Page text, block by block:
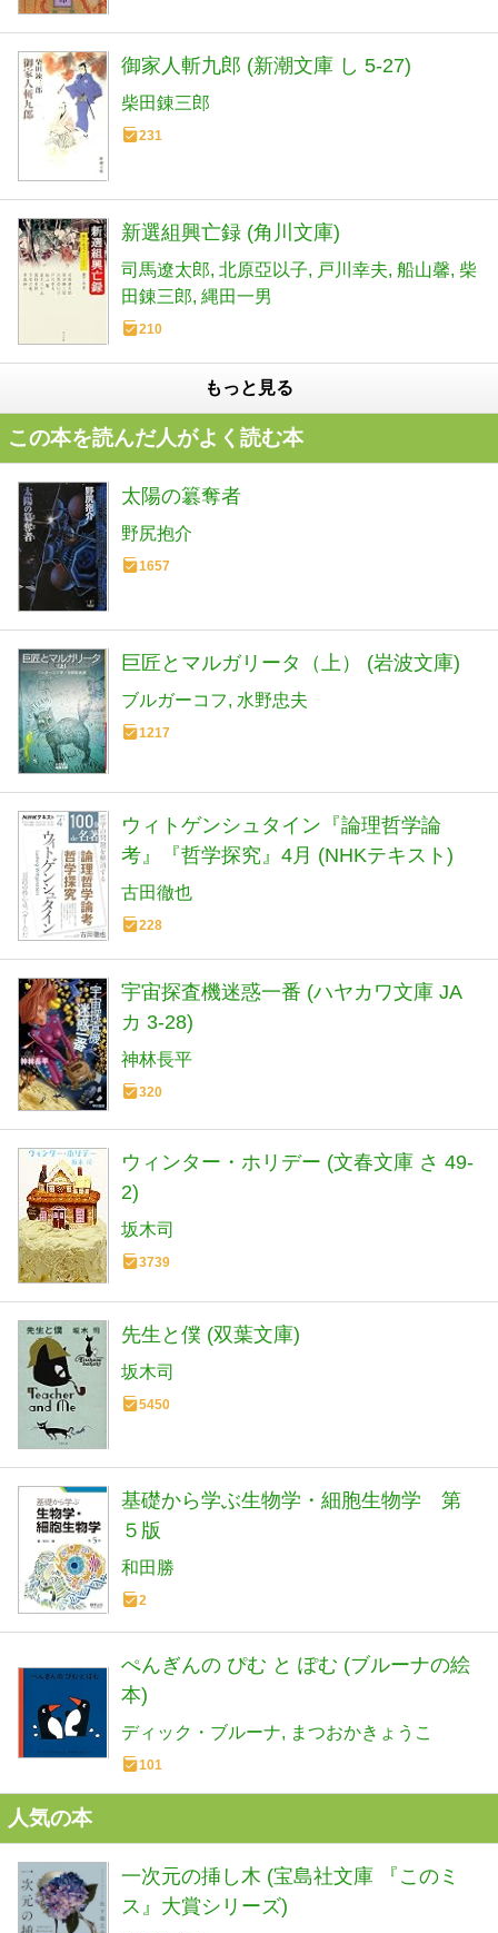
御家人斬九郎 (新潮文庫 し 5-27)
柴田錬三郎
231
新選組興亡録 (角川文庫)
司馬遼太郎 北原亞以子 戸川幸夫 船山馨 柴
田錬三郎 縄田一男
210
もっと見る
この本を読んだ人がよく読む本
太陽の簒奪者
野尻抱介
1657
巨匠とマルガリータ（上） (岩波文庫)
ブルガーコフ 水野忠夫
1217
ウィトゲンシュタイン『論理哲学論
考』『哲学探究』4月 (NHKテキスト)
古田徹也
228
宇宙探査機迷惑一番 (ハヤカワ文庫 JA
カ 3-28)
神林長平
320
ウィンター・ホリデー (文春文庫 さ 49-
2)
坂木司
3739
先生と僕 (双葉文庫)
坂木司
5450
基礎から学ぶ生物学・細胞生物学 第
５版
和田勝
2
ぺんぎんの ぴむ と ぽむ (ブルーナの絵
本)
ディック・ブルーナ まつおかきょうこ
101
人気の本
一次元の挿し木 (宝島社文庫 『このミ
ス』大賞シリーズ)